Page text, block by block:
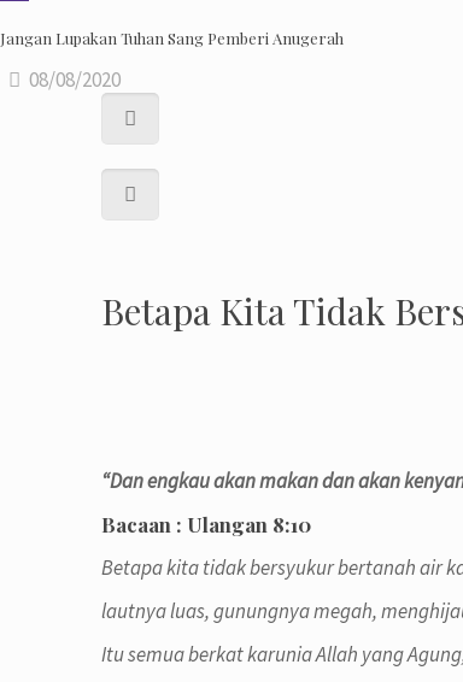
Jangan Lupakan Tuhan Sang Pemberi Anugerah
08/08/2020
Betapa Kita Tidak
“Dan engkau akan makan dan akan
Bacaan : Ulangan 8:10
Betapa kita tidak bersyukur bertanah air
lautnya luas, gunungnya megah,
Itu semua berkat karunia Allah yang